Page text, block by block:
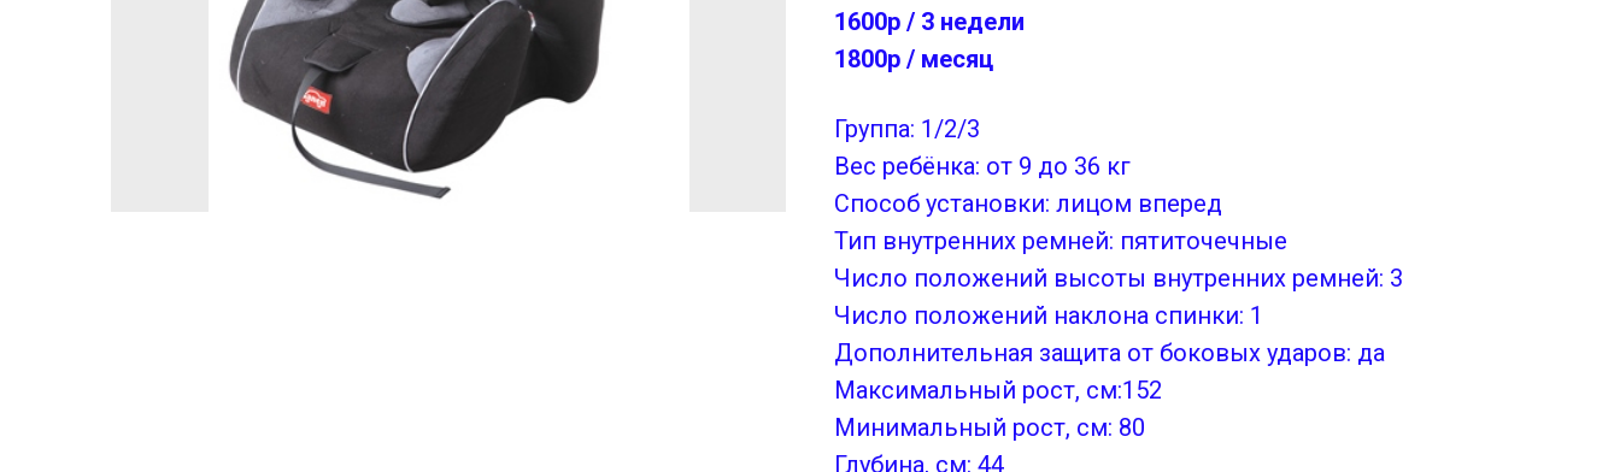
1600р / 3 недели
1800р / месяц
Группа: 1/2/3
Вес ребёнка: от 9 до 36 кг
Способ установки: лицом вперед
Тип внутренних ремней: пятиточечные
Число положений высоты внутренних ремней: 3
Число положений наклона спинки: 1
Дополнительная защита от боковых ударов: да
Максимальный рост, см:152
Минимальный рост, см: 80
Глубина, см: 44